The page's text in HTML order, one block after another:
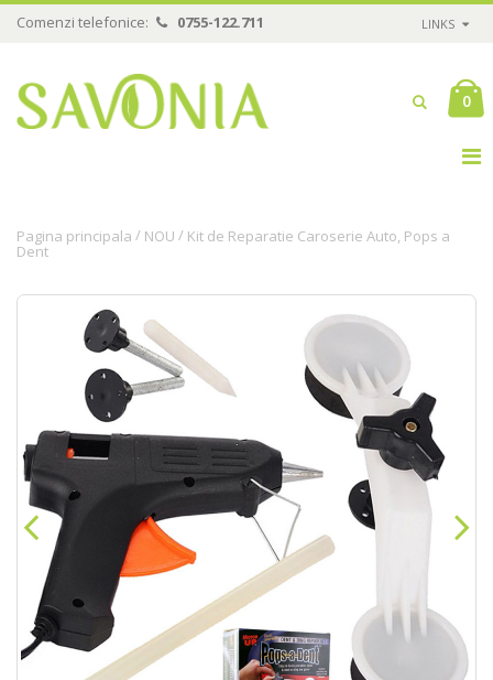
Comenzi telefonice: 0755-122.711 LINKS
0
Pagina principala / NOU / Kit de Reparatie Caroserie Auto, Pops a
Dent